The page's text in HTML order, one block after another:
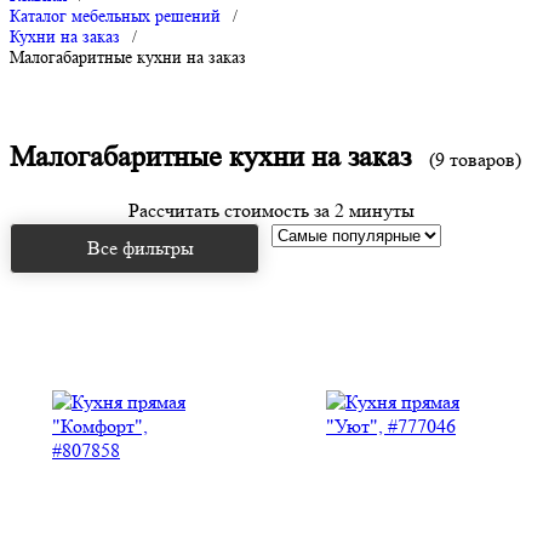
Каталог мебельных решений
/
Кухни на заказ
/
Малогабаритные кухни на заказ
Малогабаритные кухни на заказ (9 товаров)
Рассчитать стоимость за 2 минуты
Все фильтры